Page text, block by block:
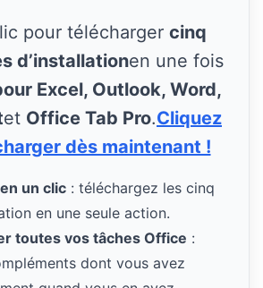
pour télécharger cinq
d’installationen une fois
Excel, Outlook, Word,
et Office Tab Pro.Cliquez
dès maintenant !
un clic : téléchargez les cinq
en une seule action.
toutes vos tâches Office :
dont vous avez